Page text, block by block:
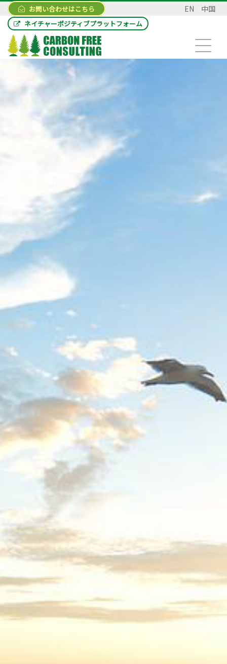
お問い合わせはこちら EN 中国
ネイチャーポジティブプラットフォーム
二国間オフセット・クレジッ
ト制度